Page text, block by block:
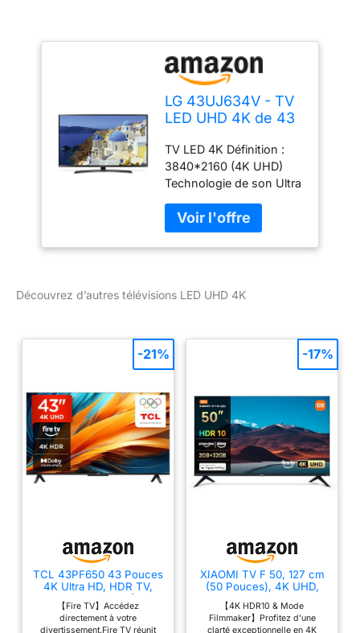
LG 43UJ634V - TV
LED UHD 4K de 43
HDR, Smart TV
WebOS 3.5, Ultra
Surround)
TV LED 4K Définition :
3840*2160 (4K UHD)
Technologie de son Ultra
Tuner : DVB-T2/C/S2 2
ports USB (3.0/2.0)
Découvrez d’autres télévisions LED UHD 4K
TCL 43PF650 43 Pouces
4K Ultra HD, HDR TV,
Smart LED Fire TV (Dolby
Vision, Dolby Atmos,
DTS, HDR 10, Alexa
【Fire TV】Accédez
directement à votre
divertissement.Fire TV réunit
-21%
XIAOMI TV F 50, 127 cm
(50 Pouces), 4K UHD,
Smart TV, Fire OS8,
Contrôle Vocal Alexa,
HDR10, MEMC, 60Hz
【4K HDR10 & Mode
Filmmaker】Profitez d'une
clarté exceptionnelle en 4K
-17%